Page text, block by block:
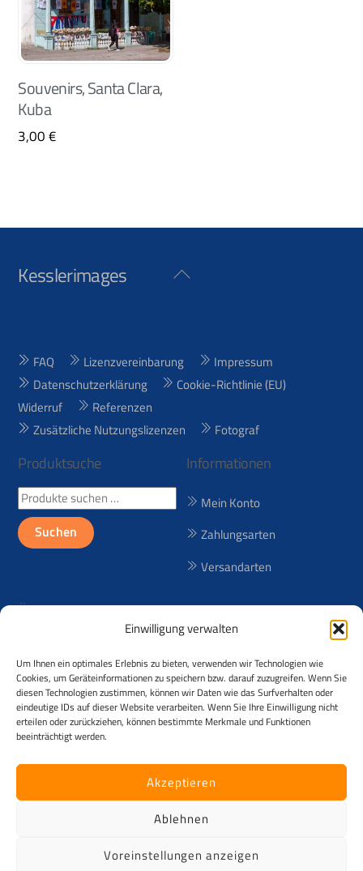
Einwilligung verwalten
Um Ihnen ein optimales Erlebnis zu bieten, verwenden wir Technologien wie
Cookies, um Geräteinformationen zu speichern bzw. darauf zuzugreifen. Wenn Sie
diesen Technologien zustimmen, können wir Daten wie das Surfverhalten oder
eindeutige IDs auf dieser Website verarbeiten. Wenn Sie Ihre Einwilligung nicht
erteilen oder zurückziehen, können bestimmte Merkmale und Funktionen
beeinträchtigt werden.
Akzeptieren
Ablehnen
Voreinstellungen anzeigen
Souvenirs, Santa Clara,
Kuba
3,00€
Back
Kesslerimages
FAQ Lizenzvereinbarung
Impressum
Datenschutzerklärung
Cookie-Richtlinie (EU)
Widerruf
Referenzen
Zusätzliche Nutzungslizenzen
Fotograf
Produktsuche
Suchen
nach:
Suchen
Informationen
Mein Konto
Zahlungsarten
Versandarten
Über uns
(RF) und lizenzpflichtige (RM)
Reisebilder aus über 50
Ländern an! Der Urheber der
Fotos ist Andreas Kessler.
Alle Rechte vorbehalten. Das Angebot richtet sich ausschließlich an
Käufer mit voller Geschäftsfähigkeit und zudem ausschließlich an
Firmen, Vereine, Zeitungen, Verlage, ... [B2B] . Kein Verkauf an